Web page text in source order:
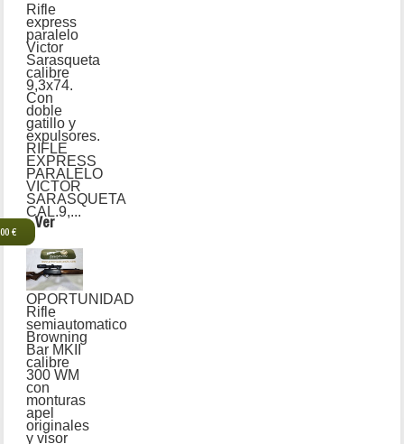
Rifle
express
paralelo
Victor
Sarasqueta
calibre
9,3x74.
Con
doble
gatillo y
expulsores.
RIFLE
EXPRESS
PARALELO
VICTOR
SARASQUETA
CAL.9,...
€
Ver
OPORTUNIDAD
Rifle
semiautomatico
Browning
Bar MKII
calibre
300 WM
con
monturas
apel
originales
y visor